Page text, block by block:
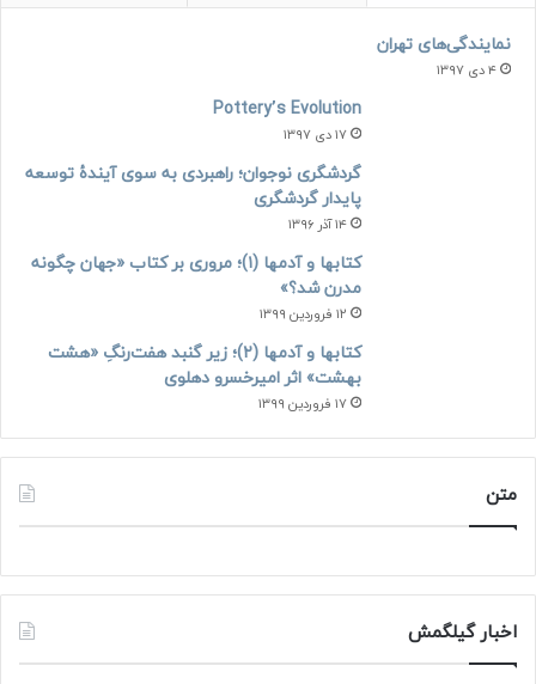
نمایندگی‌های تهران
۴ دی ۱۳۹۷
Pottery’s Evolution
۱۷ دی ۱۳۹۷
گردشگری نوجوان؛ راهبردی به سوی آیندۀ توسعه
پایدار گردشگری
۱۴ آذر ۱۳۹۶
کتابها و آدمها (۱)؛ مروری بر کتاب «جهان چگونه
مدرن شد؟»
۱۲ فروردین ۱۳۹۹
کتابها و آدمها (۲)؛ زیر گنبد هفت‌رنگِ «هشت
بهشت» اثر امیرخسرو دهلوی
۱۷ فروردین ۱۳۹۹
متن
اخبار گیلگمش